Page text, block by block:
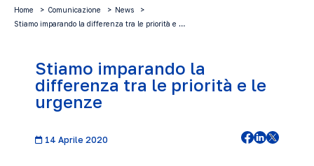
Home Comunicazione
News
Stiamo imparando la differenza tra le priorità e …
Stiamo imparando la
differenza tra le priorità e le
urgenze
14 Aprile 2020